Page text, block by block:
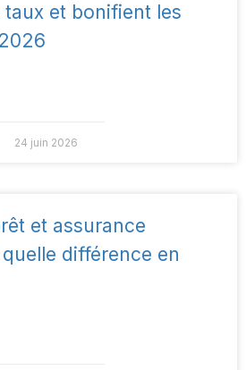
et bonifient les
24 juin 2026
et assurance
différence en